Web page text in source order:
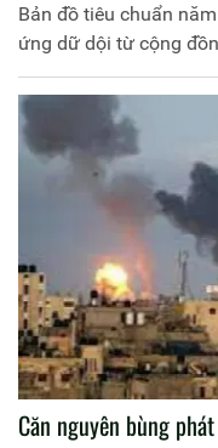
Bản đồ tiêu chuẩn
ứng dữ dội từ cộng
Căn nguyên bùng